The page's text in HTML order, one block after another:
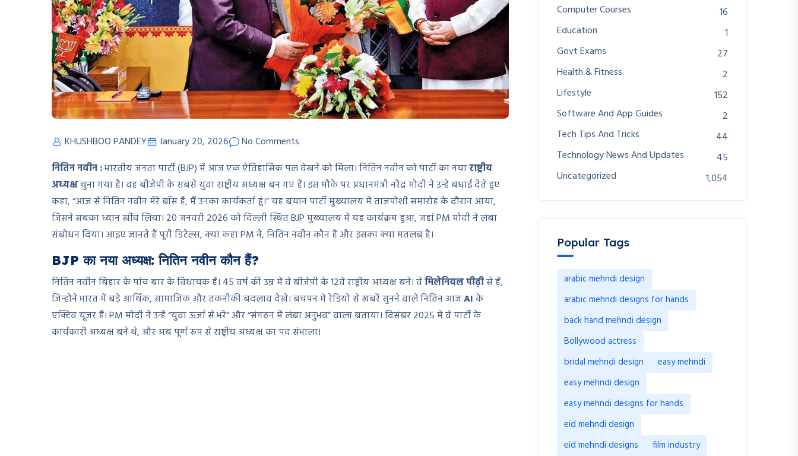
KHUSHBOO PANDEY January 20, 2026
No Comments
नितिन नवीन :भारतीय जनता पार्टी (BJP) में आज एक ऐतिहासिक पल देखने को मिला। नितिन नवीन को पार्टी का नयाराष्ट्रीय
अध्यक्षचुना गया है। वह बीजेपी के सबसे युवा राष्ट्रीय अध्यक्ष बन गए हैं। इस मौके पर प्रधानमंत्री नरेंद्र मोदी ने उन्हें बधाई देते हुए
कहा, “आज से नितिन नवीन मेरे बॉस हैं, मैं उनका कार्यकर्ता हूं।” यह बयान पार्टी मुख्यालय में ताजपोशी समारोह के दौरान आया,
जिसने सबका ध्यान खींच लिया। 20 जनवरी 2026 को दिल्ली स्थित BJP मुख्यालय में यह कार्यक्रम हुआ, जहां PM मोदी ने लंबा
संबोधन दिया। आइए जानते हैं पूरी डिटेल्स, क्या कहा PM ने, नितिन नवीन कौन हैं और इसका क्या मतलब है।
BJP का नया अध्यक्ष: नितिन नवीन कौन हैं?
नितिन नवीन बिहार के पांच बार के विधायक हैं। 45 वर्ष की उम्र में वे बीजेपी के 12वें राष्ट्रीय अध्यक्ष बने। वेमिलेनियल पीढ़ीसे हैं,
जिन्होंने भारत में बड़े आर्थिक, सामाजिक और तकनीकी बदलाव देखे। बचपन में रेडियो से खबरें सुनने वाले नितिन आजAIके
एक्टिव यूजर हैं। PM मोदी ने उन्हें “युवा ऊर्जा से भरे” और “संगठन में लंबा अनुभव” वाला बताया। दिसंबर 2025 में वे पार्टी के
कार्यकारी अध्यक्ष बने थे, और अब पूर्ण रूप से राष्ट्रीय अध्यक्ष का पद संभाला।
Computer Courses
16
Education
1
Govt Exams
27
Health & Fitness
2
Lifestyle
152
Software And App Guides
2
Tech Tips And Tricks
44
Technology News And Updates
45
Uncategorized
1,054
Popular Tags
arabic mehndi design
arabic mehndi designs for hands
back hand mehndi design
Bollywood actress
bridal mehndi design
easy mehndi
easy mehndi design
easy mehndi designs for hands
eid mehndi design
eid mehndi designs
film industry